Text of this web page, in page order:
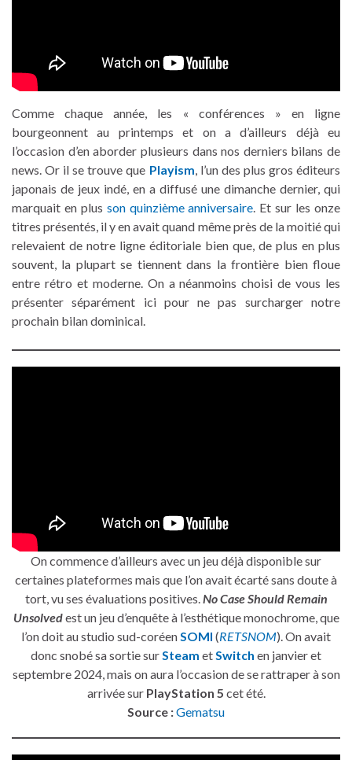
Comme chaque année, les « conférences » en ligne
bourgeonnent au printemps et on a d’ailleurs déjà eu
l’occasion d’en aborder plusieurs dans nos derniers bilans de
news. Or il se trouve que Playism, l’un des plus gros éditeurs
japonais de jeux indé, en a diffusé une dimanche dernier, qui
marquait en plus son quinzième anniversaire. Et sur les onze
titres présentés, il y en avait quand même près de la moitié qui
relevaient de notre ligne éditoriale bien que, de plus en plus
souvent, la plupart se tiennent dans la frontière bien floue
entre rétro et moderne. On a néanmoins choisi de vous les
présenter séparément ici pour ne pas surcharger notre
prochain bilan dominical.
On commence d’ailleurs avec un jeu déjà disponible sur
certaines plateformes mais que l’on avait écarté sans doute à
tort, vu ses évaluations positives.No Case Should Remain
Unsolvedest un jeu d’enquête à l’esthétique monochrome, que
l’on doit au studio sud-coréenSOMI (RETSNOM). On avait
donc snobé sa sortie surSteam etSwitch en janvier et
septembre 2024, mais on aura l’occasion de se rattraper à son
arrivée sur PlayStation 5 cet été.
Source :Gematsu